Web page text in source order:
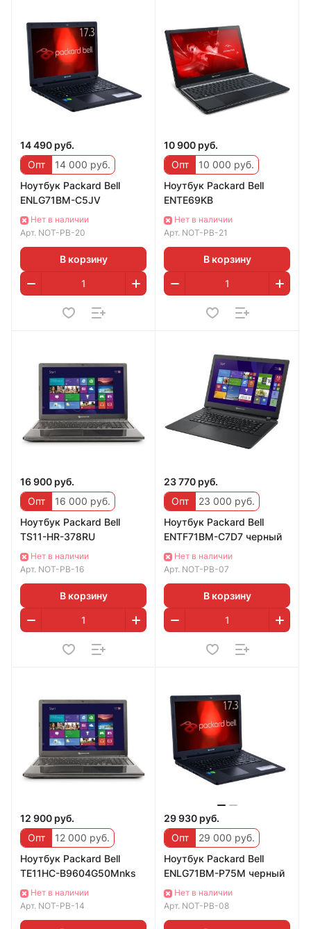
14 490 руб.
Опт
14 000 руб.
Ноутбук Packard Bell
ENLG71BM-C5JV
Нет в наличии
Арт. NOT-PB-20
В корзину
10 900 руб.
Опт
10 000 руб.
Ноутбук Packard Bell
ENTE69KB
Нет в наличии
Арт. NOT-PB-21
В корзину
16 900 руб.
Опт
16 000 руб.
Ноутбук Packard Bell
TS11-HR-378RU
Нет в наличии
Арт. NOT-PB-16
В корзину
23 770 руб.
Опт
23 000 руб.
Ноутбук Packard Bell
ENTF71BM-C7D7 черный
Нет в наличии
Арт. NOT-PB-07
В корзину
12 900 руб.
Опт
12 000 руб.
Ноутбук Packard Bell
TE11HC-B9604G50Mnks
Нет в наличии
Арт. NOT-PB-14
29 930 руб.
Опт
29 000 руб.
Ноутбук Packard Bell
ENLG71BM-P75M черный
Нет в наличии
Арт. NOT-PB-08